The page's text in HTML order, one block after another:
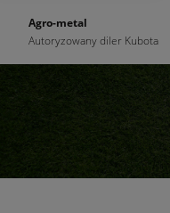
Agro-metal
Autoryzowany diler Kubota